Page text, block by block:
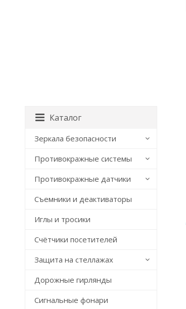
Каталог
Зеркала безопасности
Противокражные системы
Противокражные датчики
Съемники и деактиваторы
Иглы и тросики
Счётчики посетителей
Защита на стеллажах
Дорожные гирлянды
Сигнальные фонари